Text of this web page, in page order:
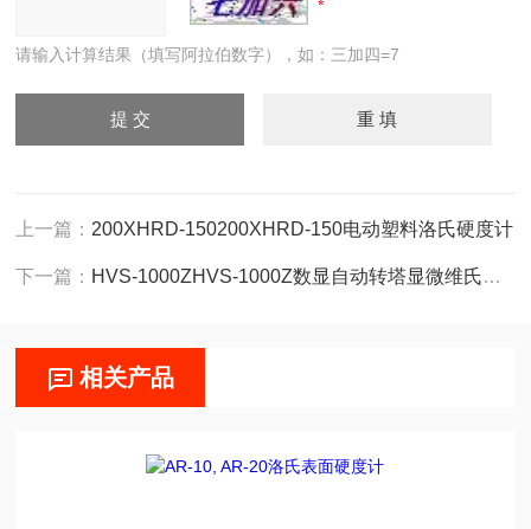
请输入计算结果（填写阿拉伯数字），如：三加四=7
上一篇： 200XHRD-150200XHRD-150电动塑料洛氏硬度计
下一篇： HVS-1000ZHVS-1000Z数显自动转塔显微维氏硬度计
相关产品